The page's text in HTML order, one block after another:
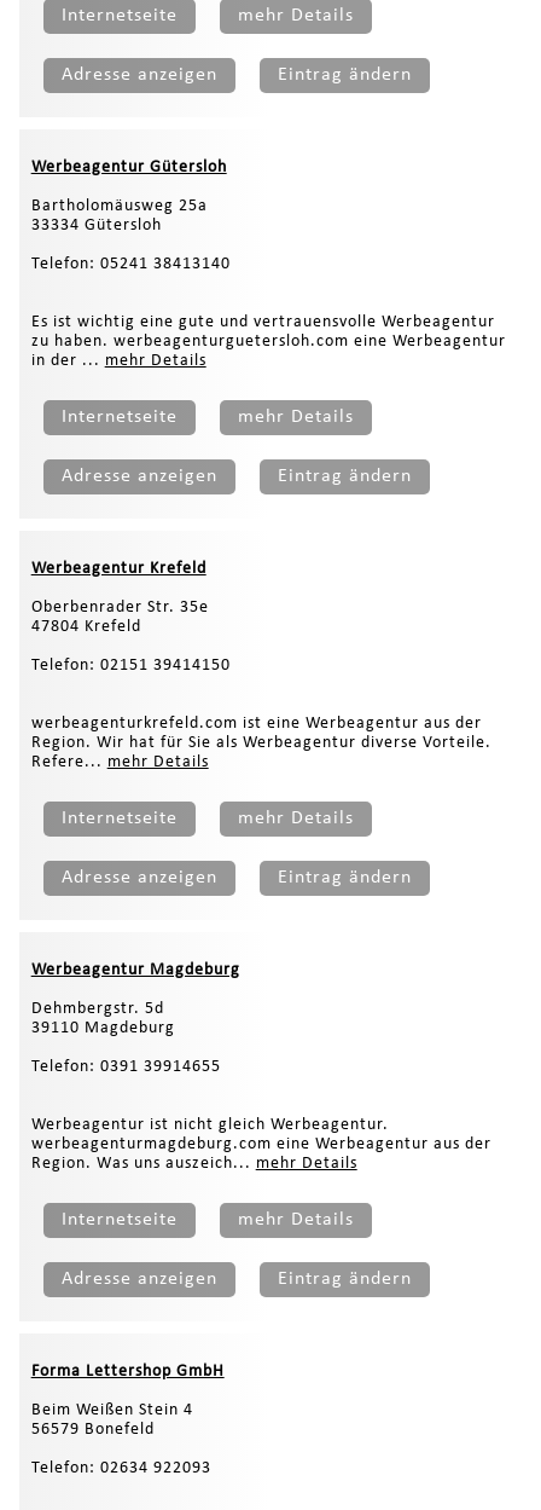
Internetseite mehr Details
Adresse anzeigen Eintrag ändern
Werbeagentur Gütersloh
Bartholomäusweg 25a
33334 Gütersloh
Telefon: 05241 38413140
Es ist wichtig eine gute und vertrauensvolle Werbeagentur
zu haben. werbeagenturguetersloh.com eine Werbeagentur
in der ... mehr Details
Internetseite mehr Details
Adresse anzeigen Eintrag ändern
Werbeagentur Krefeld
Oberbenrader Str. 35e
47804 Krefeld
Telefon: 02151 39414150
werbeagenturkrefeld.com ist eine Werbeagentur aus der
Region. Wir hat für Sie als Werbeagentur diverse Vorteile.
Refere... mehr Details
Internetseite mehr Details
Adresse anzeigen Eintrag ändern
Werbeagentur Magdeburg
Dehmbergstr. 5d
39110 Magdeburg
Telefon: 0391 39914655
Werbeagentur ist nicht gleich Werbeagentur.
werbeagenturmagdeburg.com eine Werbeagentur aus der
Region. Was uns auszeich... mehr Details
Internetseite mehr Details
Adresse anzeigen Eintrag ändern
Forma Lettershop GmbH
Beim Weißen Stein 4
56579 Bonefeld
Telefon: 02634 922093